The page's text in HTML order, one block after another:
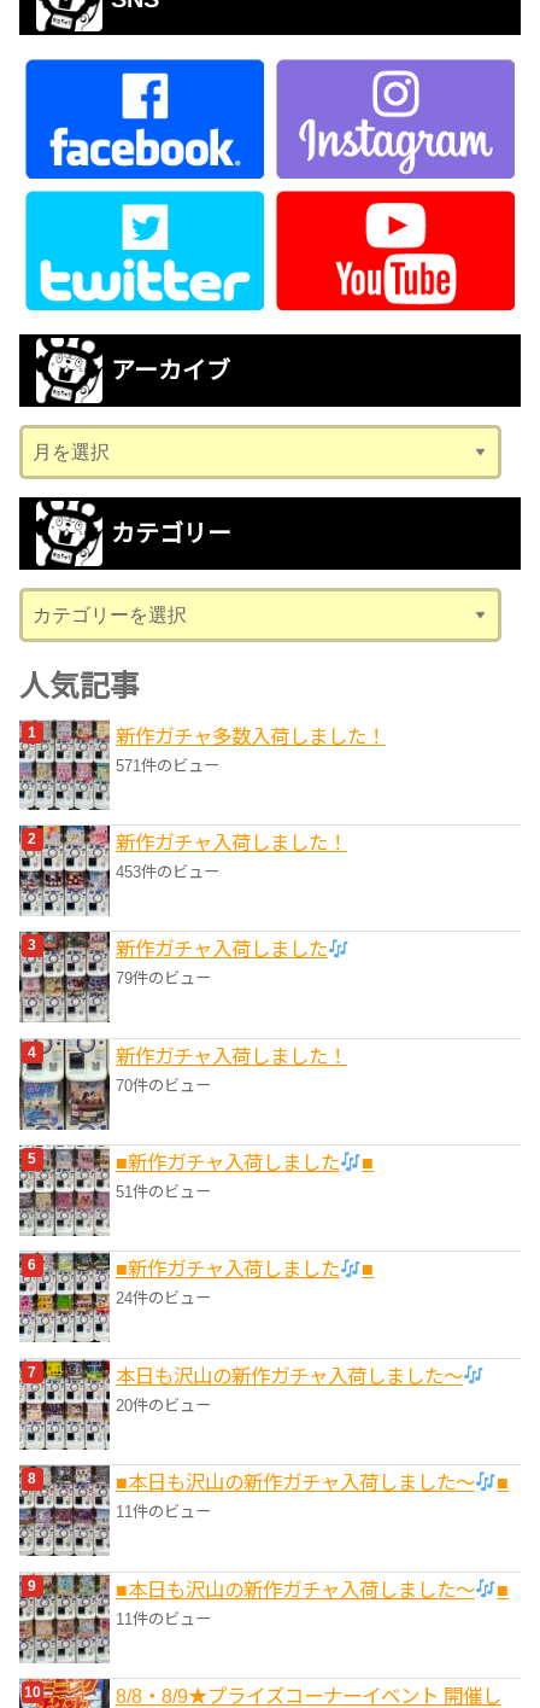
アーカイブ
ー
カ
ブ
カテゴリー
テ
ゴ
リ
ー
人気記事
新作ガチャ多数入荷しました！
571件のビュー
新作ガチャ入荷しました！
453件のビュー
新作ガチャ入荷しました
79件のビュー
新作ガチャ入荷しました！
70件のビュー
■新作ガチャ入荷しました ■
51件のビュー
■新作ガチャ入荷しました ■
24件のビュー
本日も沢山の新作ガチャ入荷しました〜
20件のビュー
■本日も沢山の新作ガチャ入荷しました〜 ■
11件のビュー
■本日も沢山の新作ガチャ入荷しました〜 ■
11件のビュー
8/8・8/9★プライズコーナーイベント 開催し